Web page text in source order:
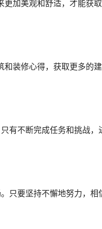
更加美观和舒适，才能获
和装修心得，获取更多的
有不断完成任务和挑战，
只要坚持不懈地努力，相